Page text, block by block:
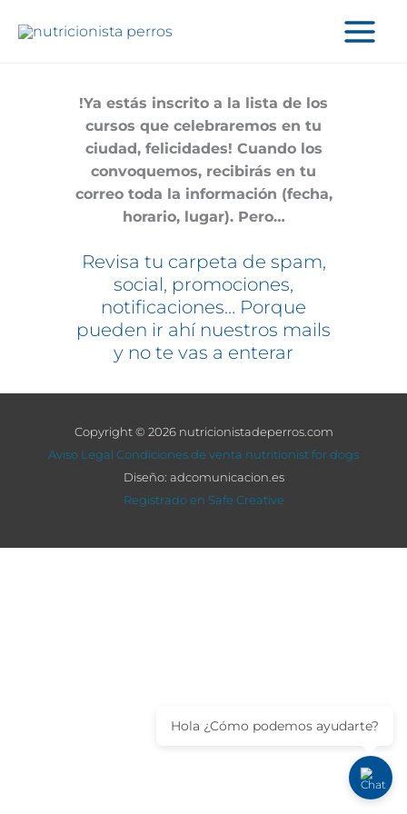
!Ya estás inscrito a la lista de los
cursos que celebraremos en tu
ciudad, felicidades! Cuando los
convoquemos, recibirás en tu
correo toda la información (fecha,
horario, lugar). Pero…
Revisa tu carpeta de spam,
social, promociones,
notificaciones… Porque
pueden ir ahí nuestros mails
y no te vas a enterar
Copyright © 2026 nutricionistadeperros.com
Aviso Legal Condiciones de venta nutritionist for dogs
Diseño: adcomunicacion.es
Registrado en Safe Creative
Hola ¿Cómo podemos ayudarte?